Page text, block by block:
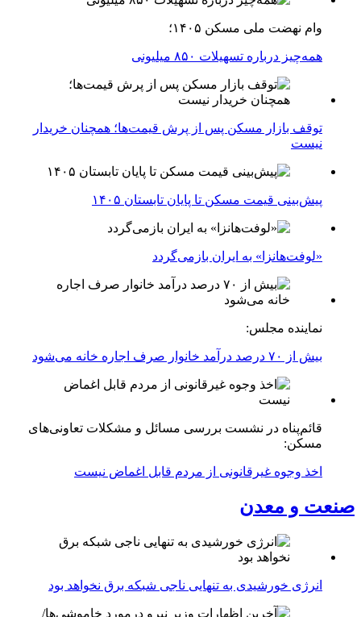
وام نهضت ملی مسکن ۱۴۰۵؛
همه‌چیز درباره تسهیلات ۸۵۰ میلیونی
توقف بازار مسکن پس از پرش قیمت‌ها؛ همچنان خریدار
نیست
پیش‌بینی قیمت مسکن تا پایان تابستان ۱۴۰۵
«لوفت‌هانزا» به ایران بازمی‌گردد
نماینده مجلس:
بیش از ۷۰ درصد درآمد خانوار صرف اجاره خانه می‌شود
قائم‌پناه در نشست بررسی مسائل و مشکلات تعاونی‌های
مسکن:
اخذ وجوه غیرقانونی از مردم قابل اغماض نیست
صنعت و معدن
انرژی خورشیدی به تنهایی ناجی شبکه برق نخواهد بود